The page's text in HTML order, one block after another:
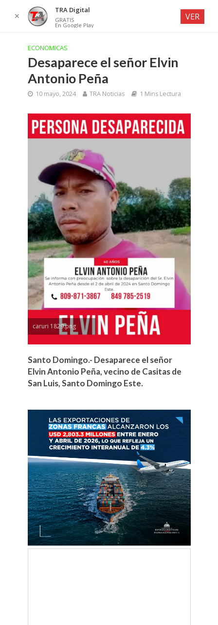
ECONOMICAS
Desaparece el señor Elvin
Antonio Peña
10 mayo, 2024 TRA Noticias 1 Mins Lectura
caruri 1829.png
Santo Domingo.- Desaparece el señor
Elvin Antonio Peña, vecino de Casitas de
San Luis, Santo Domingo Este.
✕
TRA Digital
GRATIS
En Google Play
VER